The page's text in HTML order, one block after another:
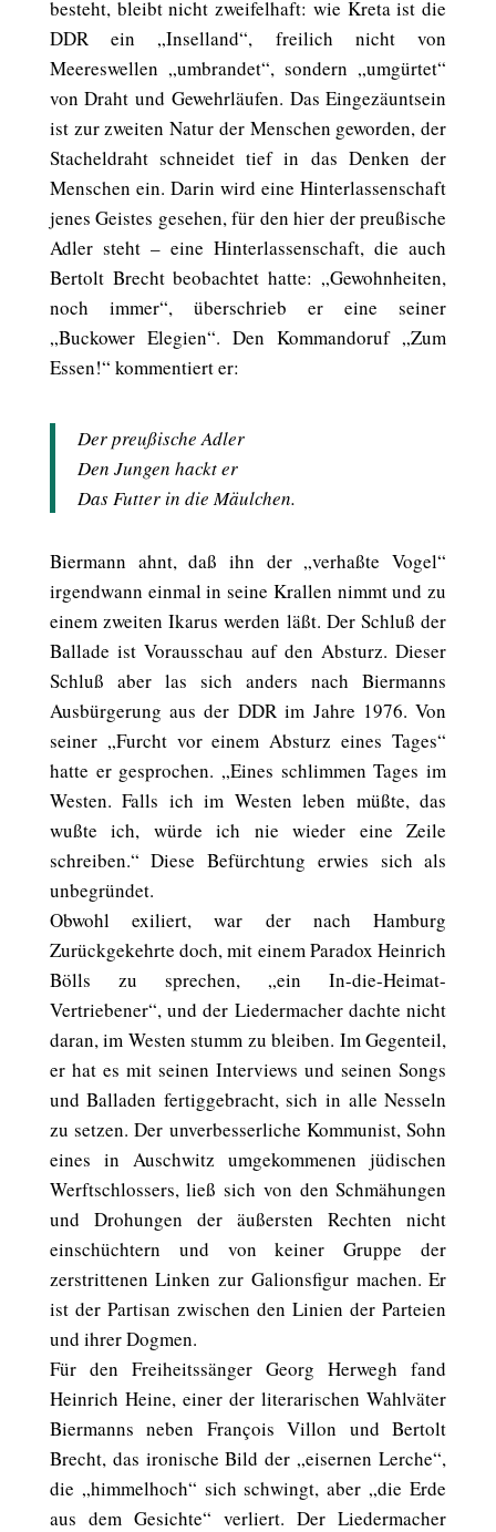
besteht, bleibt nicht zweifelhaft: wie Kreta ist die
DDR ein „Inselland“, freilich nicht von
Meereswellen „umbrandet“, sondern „umgürtet“
von Draht und Gewehrläufen. Das Eingezäuntsein
ist zur zweiten Natur der Menschen geworden, der
Stacheldraht schneidet tief in das Denken der
Menschen ein. Darin wird eine Hinterlassenschaft
jenes Geistes gesehen, für den hier der preußische
Adler steht – eine Hinterlassenschaft, die auch
Bertolt Brecht beobachtet hatte: „Gewohnheiten,
noch immer“, überschrieb er eine seiner
„Buckower Elegien“. Den Kommandoruf „Zum
Essen!“ kommentiert er:
Der preußische Adler
Den Jungen hackt er
Das Futter in die Mäulchen.
Biermann ahnt, daß ihn der „verhaßte Vogel“
irgendwann einmal in seine Krallen nimmt und zu
einem zweiten Ikarus werden läßt. Der Schluß der
Ballade ist Vorausschau auf den Absturz. Dieser
Schluß aber las sich anders nach Biermanns
Ausbürgerung aus der DDR im Jahre 1976. Von
seiner „Furcht vor einem Absturz eines Tages“
hatte er gesprochen. „Eines schlimmen Tages im
Westen. Falls ich im Westen leben müßte, das
wußte ich, würde ich nie wieder eine Zeile
schreiben.“ Diese Befürchtung erwies sich als
unbegründet.
Obwohl exiliert, war der nach Hamburg
Zurückgekehrte doch, mit einem Paradox Heinrich
Bölls zu sprechen, „ein In-die-Heimat-
Vertriebener“, und der Liedermacher dachte nicht
daran, im Westen stumm zu bleiben. Im Gegenteil,
er hat es mit seinen Interviews und seinen Songs
und Balladen fertiggebracht, sich in alle Nesseln
zu setzen. Der unverbesserliche Kommunist, Sohn
eines in Auschwitz umgekommenen jüdischen
Werftschlossers, ließ sich von den Schmähungen
und Drohungen der äußersten Rechten nicht
einschüchtern und von keiner Gruppe der
zerstrittenen Linken zur Galionsfigur machen. Er
ist der Partisan zwischen den Linien der Parteien
und ihrer Dogmen.
Für den Freiheitssänger Georg Herwegh fand
Heinrich Heine, einer der literarischen Wahlväter
Biermanns neben François Villon und Bertolt
Brecht, das ironische Bild der „eisernen Lerche“,
die „himmelhoch“ sich schwingt, aber „die Erde
aus dem Gesichte“ verliert. Der Liedermacher